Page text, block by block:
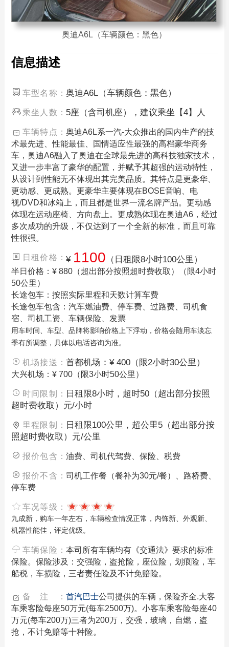
奥迪A6L（车辆颜色：黑色）
信息描述
车型名称： 奥迪A6L（车辆颜色：黑色）
乘坐人数： 5座（含司机座），建议乘坐【4】人
车辆特点： 奥迪A6L系一汽-大众推出的国内生产的技
术最先进、性能最佳、国情适应性最强的高档豪华商务
车，奥迪A6融入了奥迪在全球最先进的高科技独家技术，
又进一步丰富了豪华的配置，并赋予其超强的运动特性，
从设计到性能无不体现出其完美品质。其特点是更豪华、
更动感、更成熟。更豪华主要体现在BOSE音响、电
视/DVD和冰箱上，而且都是世界一流名牌产品。更动感
体现在运动座椅、方向盘上。更成熟体现在奥迪A6，经过
多次成功的升级，不仅达到了一个全新的标准，而且可靠
性很强。
日租价格： ¥ 1100 （日租限8小时100公里）
半日价格：¥ 880（超出部分按照超时费收取）（限4小时
50公里）
长途包车：按照实际里程和天数计算车费
长途包车包含：汽车燃油费、停车费、过路费、司机食
宿、司机工资、车辆保险、发票
用车时间、车型、品牌将影响价格上下浮动，价格会随用车淡忘
季有所调整，具体以电话咨询为准。
机场接送： 首都机场：¥ 400（限2小时30公里）
大兴机场：¥ 700（限3小时50公里）
时间限制：
日租限8小时，超时50（超出部分按照
超时费收取）元/小时
里程限制：
日租限100公里，超公里5（超出部分按
照超时费收取）元/公里
报价包含： 油费、司机代驾费、保险、税费
报价不含： 司机工作餐（餐补为30元/餐）、路桥费、
停车费
车况等级：
九成新，购车一年左右，车辆检查情况正常，内饰新、外观新、
机器性能佳，评定优级。
车辆保险： 本司所有车辆均有《交通法》要求的标准
保险。保险涉及：交强险，盗抢险，座位险，划痕险，车
船税，车损险，三者责任险及不计免赔险。
备注： 首汽巴士公司提供的车辆，保险齐全.大客
车乘客险每座50万元(每车2500万)。小客车乘客险每座40
万元(每车200万)三者为200万，交强，玻璃，自燃，盗
抢，不计免赔等十种险。